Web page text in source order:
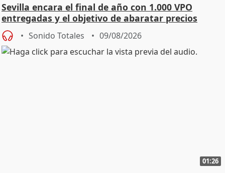
Sevilla encara el final de año con 1.000 VPO
entregadas y el objetivo de abaratar precios
Sonido Totales 09/08/2026
01:26